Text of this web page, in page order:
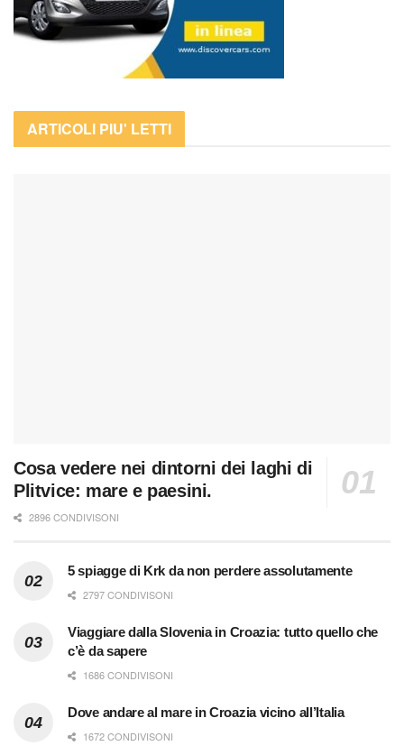
ARTICOLI PIU' LETTI
Cosa vedere nei dintorni dei laghi di
Plitvice: mare e paesini.
2896 CONDIVISONI
5 spiagge di Krk da non perdere assolutamente
2797 CONDIVISONI
Viaggiare dalla Slovenia in Croazia: tutto quello che
c’è da sapere
1686 CONDIVISONI
Dove andare al mare in Croazia vicino all’Italia
1672 CONDIVISONI